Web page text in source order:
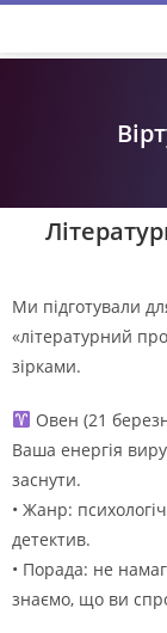
Ми підготували
«літературний
зірками.
Овен (21
Ваша енергія
заснути.
• Жанр:
детектив.
• Порада: не
знаємо, що ви